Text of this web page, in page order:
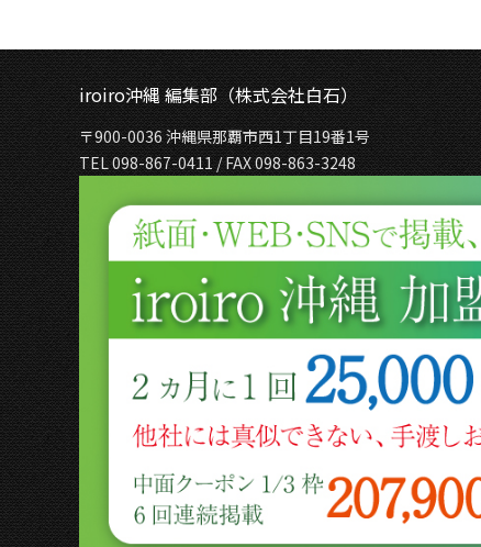
iroiro沖縄 編集部（株式会社白石）
〒900-0036 沖縄県那覇市西1丁目19番1号
TEL 098-867-0411 / FAX 098-863-3248